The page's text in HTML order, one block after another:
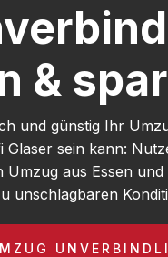
&
und günstig Ihr
sein kann:
aus Essen und
unschlagbaren